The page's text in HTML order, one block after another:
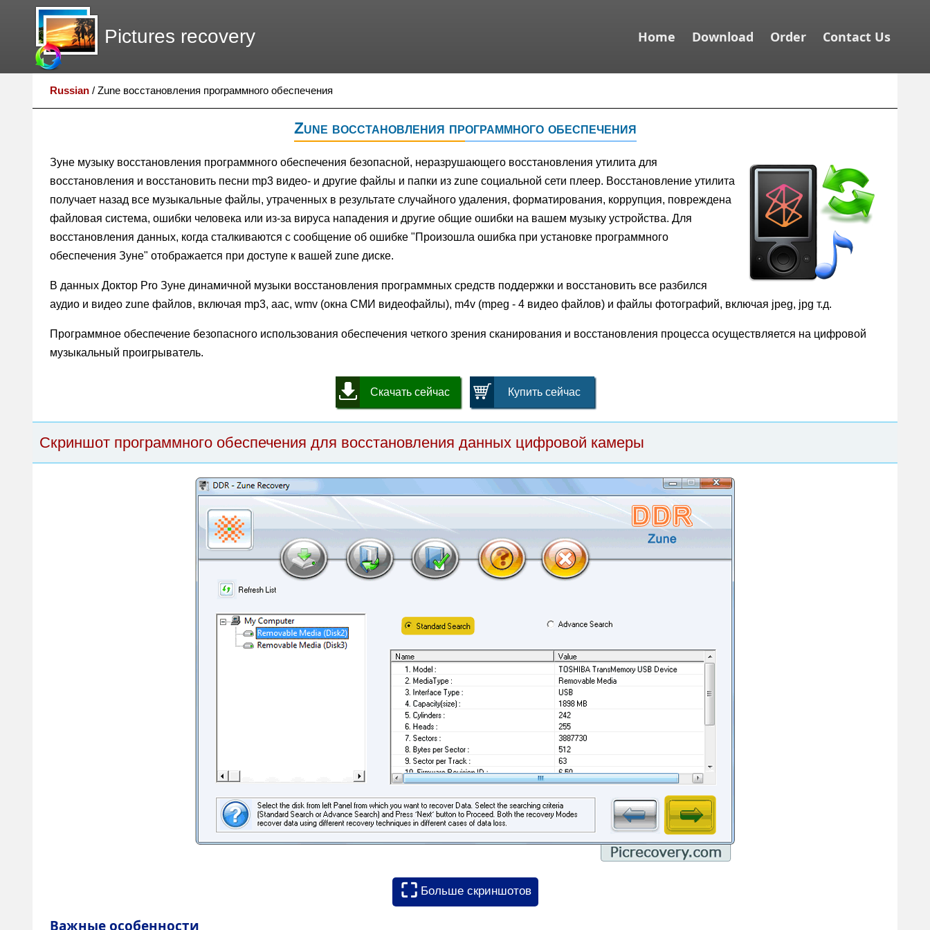
Pictures recovery Home Download Order Contact Us
Russian / Zune восстановления программного обеспечения
Zune восстановления программного обеспечения
Зуне музыку восстановления программного обеспечения безопасной, неразрушающего восстановления утилита для
восстановления и восстановить песни mp3 видео- и другие файлы и папки из zune социальной сети плеер. Восстановление утилита
получает назад все музыкальные файлы, утраченных в результате случайного удаления, форматирования, коррупция, повреждена
файловая система, ошибки человека или из-за вируса нападения и другие общие ошибки на вашем музыку устройства. Для
восстановления данных, когда сталкиваются с сообщение об ошибке "Произошла ошибка при установке программного
обеспечения Зуне" отображается при доступе к вашей zune диске.
В данных Доктор Pro Зуне динамичной музыки восстановления программных средств поддержки и восстановить все разбился
аудио и видео zune файлов, включая mp3, aac, wmv (окна СМИ видеофайлы), m4v (mpeg - 4 видео файлов) и файлы фотографий, включая jpeg, jpg т.д.
Программное обеспечение безопасного использования обеспечения четкого зрения сканирования и восстановления процесса осуществляется на цифровой
музыкальный проигрыватель.
Скачать сейчас Купить сейчас
Скриншот программного обеспечения для восстановления данных цифровой камеры
⛶ Больше скриншотов
Важные особенности